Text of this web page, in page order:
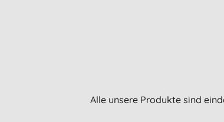
Alle unsere Produkte sind